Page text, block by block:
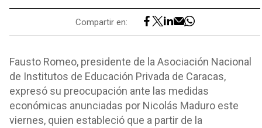
Compartir en:
Fausto Romeo, presidente de la Asociación Nacional
de Institutos de Educación Privada de Caracas,
expresó su preocupación ante las medidas
económicas anunciadas por Nicolás Maduro este
viernes, quien estableció que a partir de la